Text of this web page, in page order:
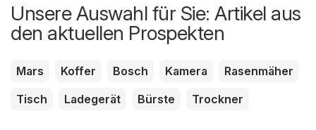
Unsere Auswahl für Sie: Artikel aus
den aktuellen Prospekten
Mars Koffer Bosch Kamera
Rasenmäher
Tisch
Ladegerät Bürste Trockner